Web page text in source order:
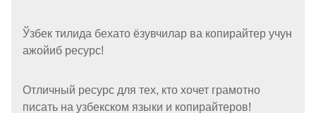
Ўзбек тилида бехато ёзувчилар ва копирайтер учун
ажойиб ресурс!
Отличный ресурс для тех, кто хочет грамотно
писать на узбекском языки и копирайтеров!